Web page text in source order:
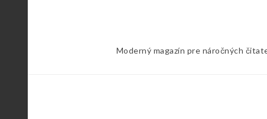
Moderný magazín pre náročných